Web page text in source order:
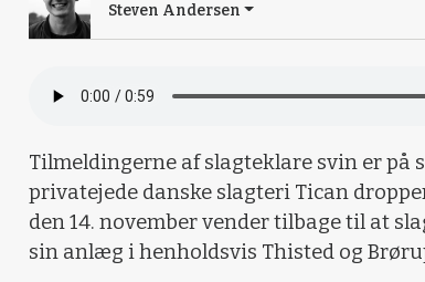
Steven Andersen
Tilmeldingerne af slagteklare svin er på
privatejede danske slagteri Tican
den 14. november vender tilbage til at
sin anlæg i henholdsvis Thisted og